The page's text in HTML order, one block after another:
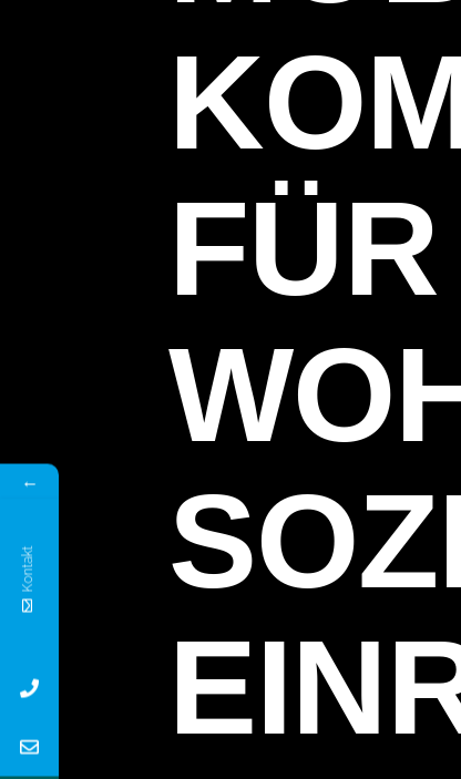
←
Kontakt